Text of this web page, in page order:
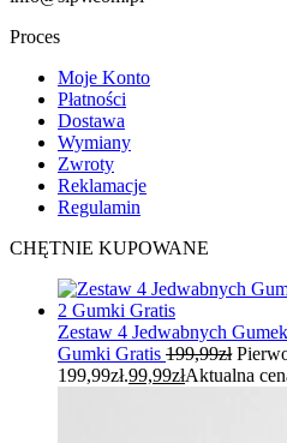
Proces
Moje Konto
Płatności
Dostawa
Wymiany
Zwroty
Reklamacje
Regulamin
CHĘTNIE KUPOWANE
Zestaw 4 Jedwabnych
Gumki Gratis 199,99zł
199,99zł.99,99złAktualna